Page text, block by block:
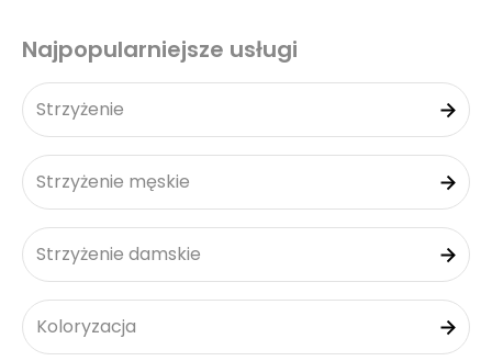
Najpopularniejsze usługi
Strzyżenie
Strzyżenie męskie
Strzyżenie damskie
Koloryzacja